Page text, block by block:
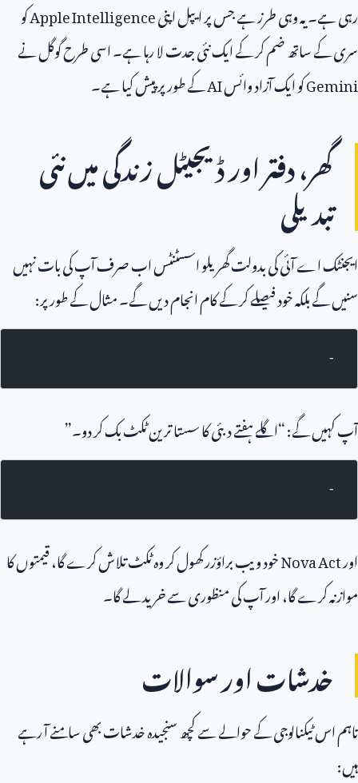
رہی ہے۔ یہ وہی طرز ہے جس پر ایپل اپنیApple Intelligenceکو
سری کے ساتھ ضم کر کے ایک نئی جدت لا رہا ہے۔ اسی طرح گوگل نے
Geminiکو ایک آزاد وائسAIکے طور پر پیش کیا ہے۔
گھر، دفتر اور ڈیجیٹل زندگی میں نئی
تبدیلی
ایجنٹک اے آئی کی بدولت گھریلو اسسٹنٹس اب صرف آپ کی بات نہیں
سنیں گے بلکہ خود فیصلے کر کے کام انجام دیں گے۔ مثال کے طور پر:
-
آپ کہیں گے: “اگلے ہفتے دبئی کا سستا ترین ٹکٹ بک کر دو۔”
-
اورNova Actخود ویب براؤزر کھول کر وہ ٹکٹ تلاش کرے گا، قیمتوں کا
موازنہ کرے گا، اور آپ کی منظوری سے خرید لے گا۔
خدشات اور سوالات
تاہم اس ٹیکنالوجی کے حوالے سے کچھ سنجیدہ خدشات بھی سامنے آ رہے
ہیں: